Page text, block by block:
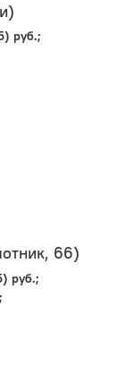
руб.;
66)
руб.;